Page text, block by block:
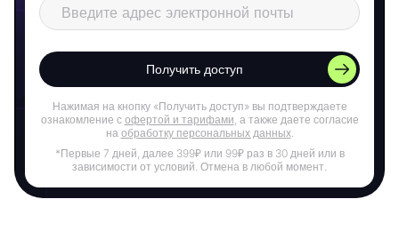
Получить доступ
Нажимая на кнопку «Получить доступ» вы подтверждаете
ознакомление с офертой и тарифами , а также даете согласие
на обработку персональных данных.
*Первые 7 дней, далее 399₽ или 99₽ раз в 30 дней или в
зависимости от условий. Отмена в любой момент.